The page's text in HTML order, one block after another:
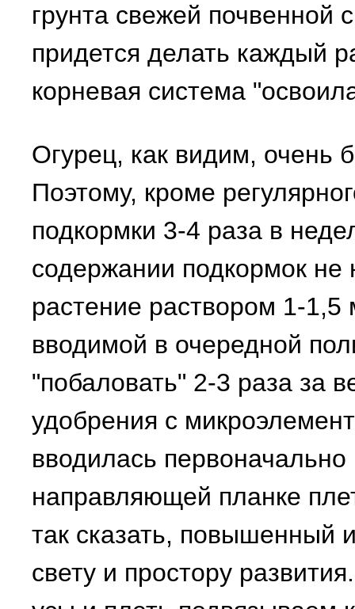
грунта свежей почвенной
придется делать каждый
корневая система
Огурец, как видим, очень
Поэтому, кроме
подкормки 3-4 раза в
содержании подкормок не
растение раствором 1-
вводимой в очередной
"побаловать" 2-3 раза за
удобрения с
вводилась
направляющей планке
так сказать, повышенный
свету и простору